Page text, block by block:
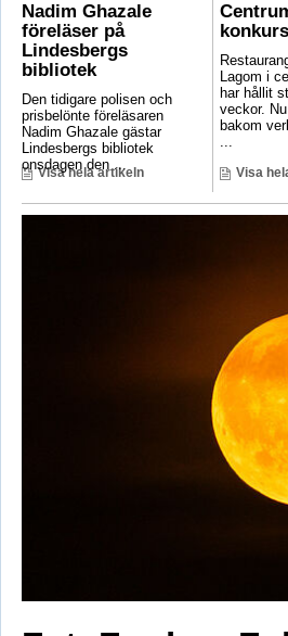
Nadim Ghazale
föreläser på
Lindesbergs
bibliotek
Den tidigare polisen och
prisbelönte föreläsaren
Nadim Ghazale gästar
Lindesbergs bibliotek
onsdagen den ...
Visa hela artikeln
konkurs
Lagom i
har hållit
veckor.
bakom
...
Visa